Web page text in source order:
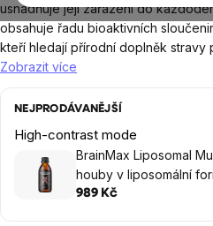
usnadňuje její zařazení do
obsahuje řadu bioaktivních
kteří hledají přírodní doplněk stravy
Zobrazit více
NEJPRODÁVANĚJŠÍ
High-contrast mode
BrainMax Liposomal
houby v liposomální
ml
989 Kč